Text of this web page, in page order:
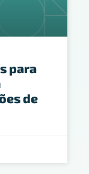
para
de